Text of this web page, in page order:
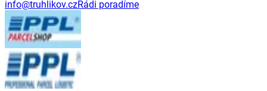
info@truhlikov.czRádi poradíme